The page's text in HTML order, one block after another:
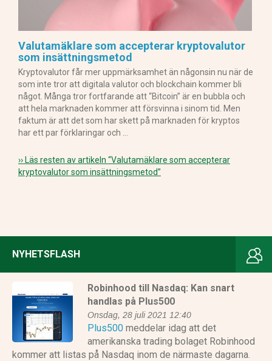
Valutamäklare som accepterar kryptovalutor
som insättningsmetod
Kryptovalutor får mer uppmärksamhet än någonsin nu när de
som inte tror att digitala valutor och blockchain kommer bli
något. Många tror fortfarande att “Bitcoin” är en bubbla och
att hela marknaden kommer att försvinna i sinom tid. Men
faktum är att det som har skett på marknaden för kryptos
har ett par förklaringar och …
›› Läs resten av artikeln “Valutamäklare som accepterar
kryptovalutor som insättningsmetod”
NYHETSFLASH
Robinhood till Nasdaq: Kan snart
handlas på Plus500
Onsdag, 28 juli 2021 12:40
Plus500 meddelar idag att det
amerikanska trading bolaget Robinhood
kommer att listas på Nasdaq inom de närmaste dagarna.